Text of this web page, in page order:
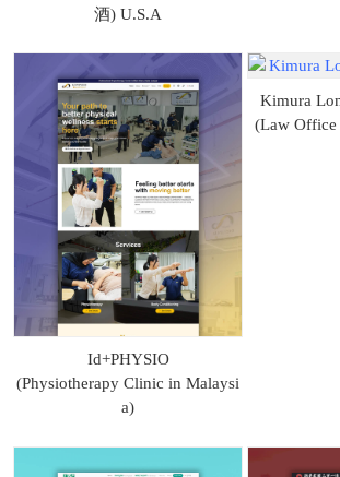
酒) U.S.A
Id+PHYSIO
(Physiotherapy Clinic in Malaysi
a)
Kimura
(Law Office